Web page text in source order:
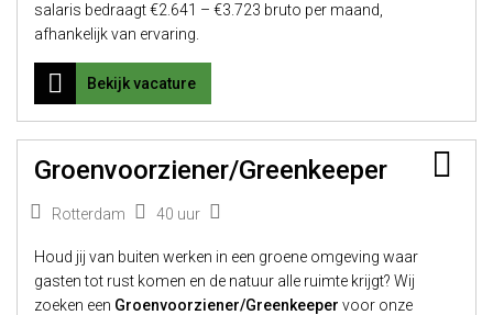
salaris bedraagt €2.641 – €3.723 bruto per maand,
afhankelijk van ervaring.
Bekijk vacature
Groenvoorziener/Greenkeeper
Rotterdam 40 uur
Houd jij van buiten werken in een groene omgeving waar
gasten tot rust komen en de natuur alle ruimte krijgt? Wij
zoeken een Groenvoorziener/Greenkeeper voor onze